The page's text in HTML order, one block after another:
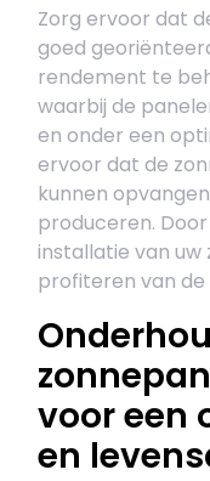
Zorg ervoor dat
goed
rendement te
waarbij de
en onder een
ervoor dat de
kunnen
produceren.
installatie van uw
profiteren van de
voor een
en